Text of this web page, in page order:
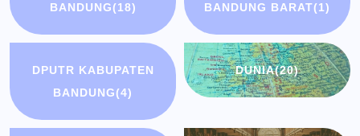
BANDUNG(18)
BANDUNG BARAT(1)
DPUTR KABUPATEN
BANDUNG(4)
DUNIA(20)